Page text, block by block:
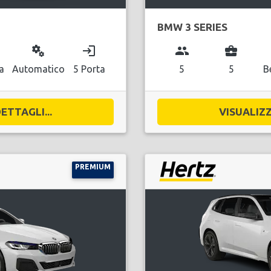
miscellaneous_services
Automatico
login
5 Porta
BMW 3 SERIES
group
5
business_center
5
PREMIUM